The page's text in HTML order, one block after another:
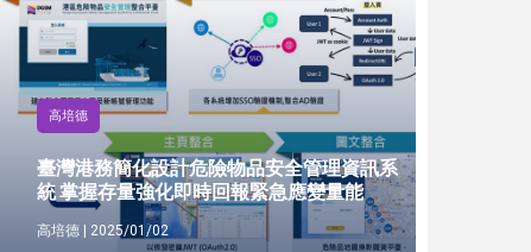
高培德
臺灣港務簡化設計危險物品安全管理資訊系
統 掌握存量強化即時回報緊急應變量能
高培德 | 2025/01/02